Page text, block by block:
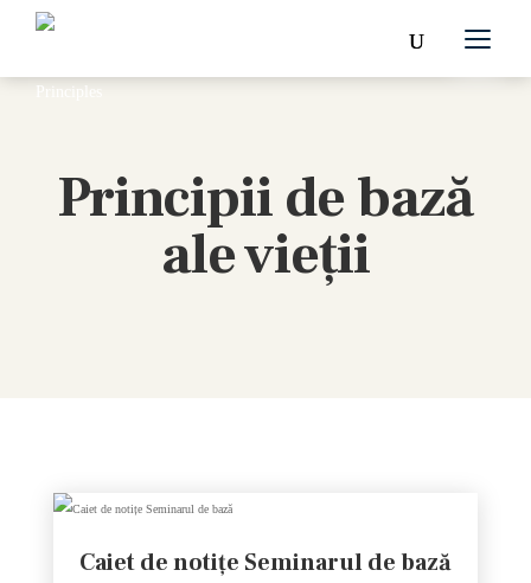
Principii de bază
ale vieții
Caiet de notițe Seminarul de bază